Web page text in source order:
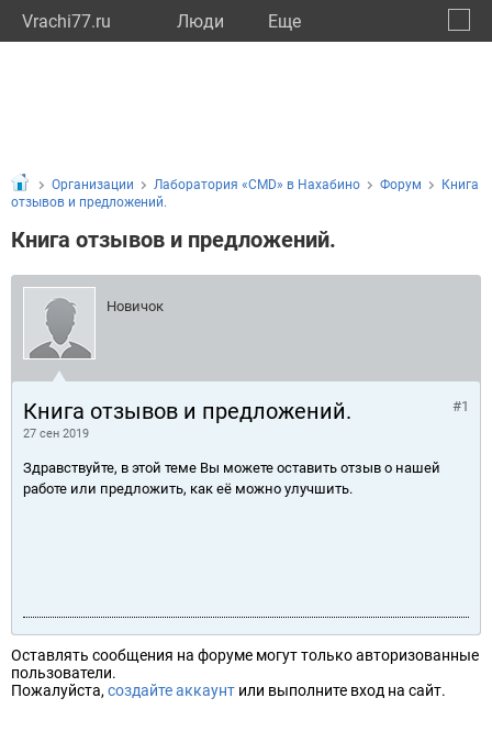
Vrachi77.ru Люди Eще
Организации Лаборатория «CMD» в Нахабино Форум
Книга
отзывов и предложений.
Книга отзывов и предложений.
Новичок
Книга отзывов и предложений.
27 сен 2019
#1
Здравствуйте, в этой теме Вы можете оставить отзыв о нашей
работе или предложить, как её можно улучшить.
Оставлять сообщения на форуме могут только авторизованные
пользователи.
Пожалуйста, создайте аккаунт или выполните вход на сайт.